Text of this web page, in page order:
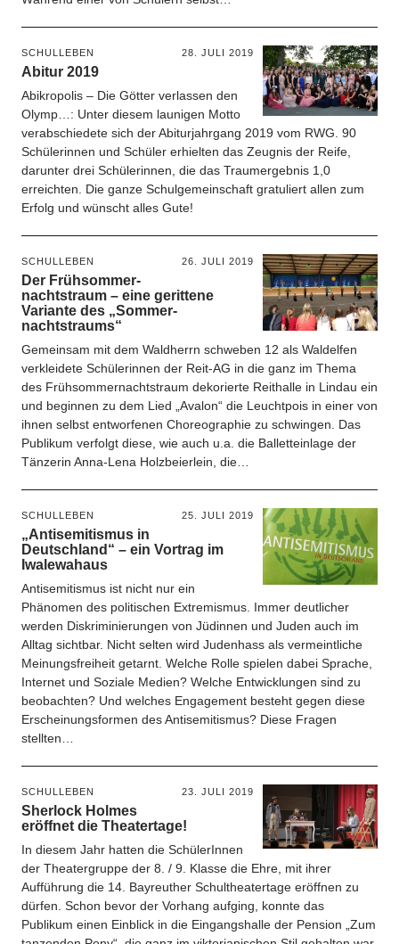
SCHULLEBEN 28. JULI 2019
Abitur 2019
Abikropolis – Die Götter verlassen den
Olymp…: Unter diesem launigen Motto
verabschiedete sich der Abiturjahrgang 2019 vom RWG. 90
Schülerinnen und Schüler erhielten das Zeugnis der Reife,
darunter drei Schülerinnen, die das Traumergebnis 1,0
erreichten. Die ganze Schulgemeinschaft gratuliert allen zum
Erfolg und wünscht alles Gute!
SCHULLEBEN 26. JULI 2019
Der Frühsommer­
nachts­traum – eine gerittene
Variante des „Sommer­
nachtstraums“
Gemeinsam mit dem Waldherrn schweben 12 als Waldelfen
verkleidete Schülerinnen der Reit-AG in die ganz im Thema
des Frühsommernachtstraum dekorierte Reithalle in Lindau ein
und beginnen zu dem Lied „Avalon“ die Leuchtpois in einer von
ihnen selbst entworfenen Choreographie zu schwingen. Das
Publikum verfolgt diese, wie auch u.a. die Balletteinlage der
Tänzerin Anna-Lena Holzbeierlein, die…
SCHULLEBEN 25. JULI 2019
„Antisemitismus in
Deutschland“ – ein Vortrag im
Iwalewahaus
Antisemitismus ist nicht nur ein
Phänomen des politischen Extremismus. Immer deutlicher
werden Diskriminierungen von Jüdinnen und Juden auch im
Alltag sichtbar. Nicht selten wird Judenhass als vermeintliche
Meinungsfreiheit getarnt. Welche Rolle spielen dabei Sprache,
Internet und Soziale Medien? Welche Entwicklungen sind zu
beobachten? Und welches Engagement besteht gegen diese
Erscheinungsformen des Antisemitismus? Diese Fragen
stellten…
SCHULLEBEN 23. JULI 2019
Sherlock Holmes
eröffnet die Theatertage!
In diesem Jahr hatten die SchülerInnen
der Theatergruppe der 8. / 9. Klasse die Ehre, mit ihrer
Aufführung die 14. Bayreuther Schultheatertage eröffnen zu
dürfen. Schon bevor der Vorhang aufging, konnte das
Publikum einen Einblick in die Eingangshalle der Pension „Zum